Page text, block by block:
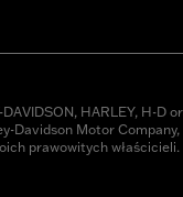
HARLEY, H-D
Davidson Motor Company,
prawowitych właścicieli.